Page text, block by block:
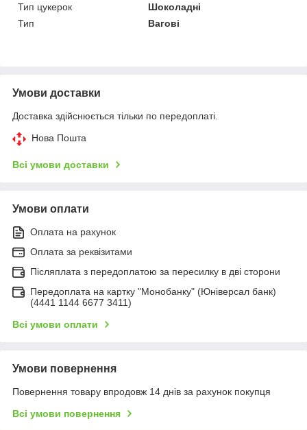
Тип цукерок
Шоколадні
Тип
Вагові
Умови доставки
Доставка здійснюється тільки по передоплаті.
Нова Пошта
Всі умови доставки
Умови оплати
Оплата на рахунок
Оплата за реквізитами
Післяплата з передоплатою за пересилку в дві сторони
Передоплата на картку "Монобанку" (Юніверсал банк)
(4441 1144 6677 3411)
Всі умови оплати
Умови повернення
Повернення товару впродовж 14 днів за рахунок покупця
Всі умови повернення